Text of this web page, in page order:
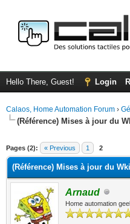
Hello There, Guest! Login
Calaos, Home Automation Forum ›
(Référence) Mises à jour du
Pages (2): « Previous 1 2
(Référence) Mises à jour du Wki
Arnaud
Home automation